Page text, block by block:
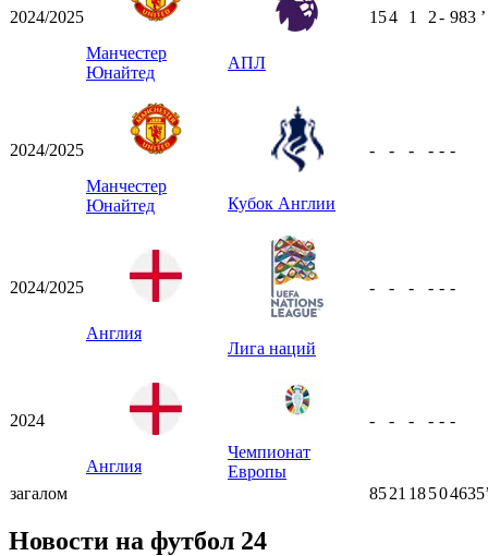
2024/2025
Манчестер
Юнайтед
АПЛ
154 1 2- 983 ʼ
2024/2025
Манчестер
Юнайтед
Кубок Англии
- - - - - -
2024/2025
Англия
Лига наций
- - - - - -
2024
Англия
Чемпионат
Европы
- - - - - -
загалом 8521 1850
Новости на футбол 24